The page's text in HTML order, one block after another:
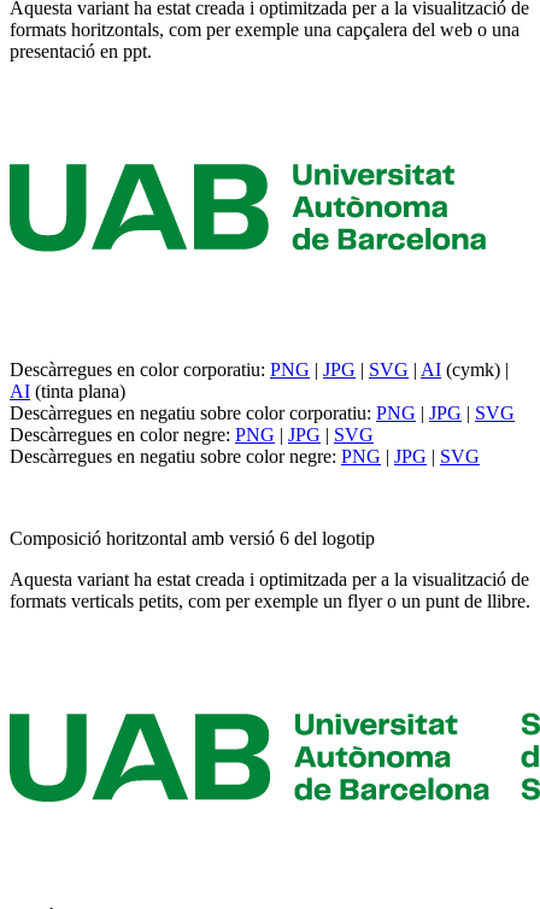
Aquesta variant ha estat creada i optimitzada per a la visualització de
formats horitzontals, com per exemple una capçalera del web o una
presentació en ppt.
Descàrregues en color corporatiu: PNG | JPG | SVG | AI (cymk) |
AI (tinta plana)
Descàrregues en negatiu sobre color corporatiu: PNG | JPG | SVG
Descàrregues en color negre: PNG | JPG | SVG
Descàrregues en negatiu sobre color negre: PNG | JPG | SVG
Composició horitzontal amb versió 6 del logotip
Aquesta variant ha estat creada i optimitzada per a la visualització de
formats verticals petits, com per exemple un flyer o un punt de llibre.